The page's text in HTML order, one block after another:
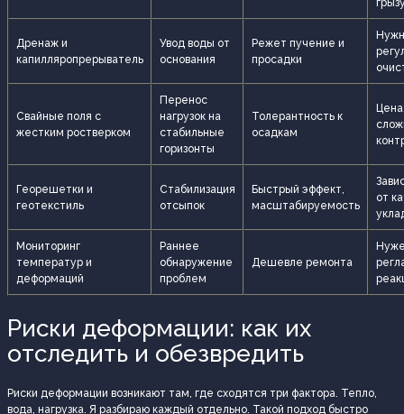
Дренаж и
капилляропрерыватель
Увод воды от
основания
Режет пучение и
просадки
Свайные поля с
жестким ростверком
Перенос
нагрузок на
стабильные
горизонты
Толерантность к
осадкам
Георешетки и
геотекстиль
Стабилизация
отсыпок
Быстрый эффект,
масштабируемость
от
Мониторинг
температур и
деформаций
Раннее
обнаружение
проблем
Дешевле ремонта
Риски деформации: как их
отследить и обезвредить
Риски деформации возникают там, где сходятся три фактора. Тепло,
вода, нагрузка. Я разбираю каждый отдельно. Такой подход быстро